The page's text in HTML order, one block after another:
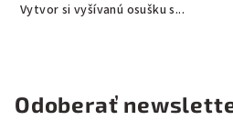
z
Vytvor si vyšívanú osušku s...
Odoberať